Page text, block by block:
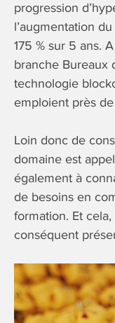
progression
l’augmentation
175 % sur 5 ans.
branche Bureaux
technologie
emploient près
Loin donc de
domaine est
également à
de besoins en
formation. Et
conséquent